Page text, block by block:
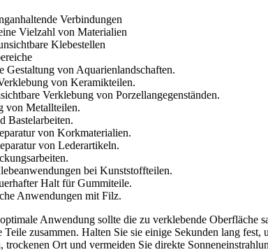
Verbindungen
Vielzahl von Materialien
Klebestellen
Gestaltung von Aquarienlandschaften.
von Keramikteilen.
Verklebung von Porzellangegenständen.
von Metallteilen.
Bastelarbeiten.
von Korkmaterialien.
von Lederartikeln.
bei Kunststoffteilen.
Halt für Gummiteile.
Anwendungen mit Filz.
Anwendung sollte die zu verklebende Oberfläche
zusammen. Halten Sie sie einige Sekunden lang
trockenen Ort und vermeiden Sie direkte